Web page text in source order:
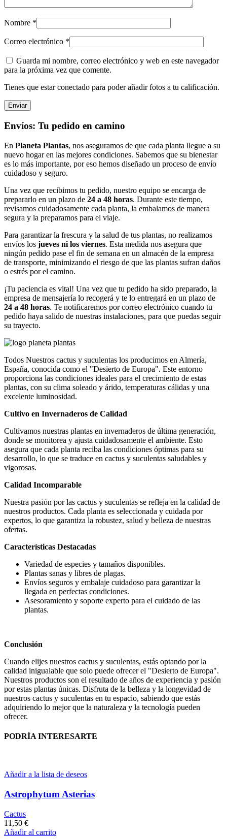
Nombre *
Correo electrónico *
Guarda mi nombre, correo electrónico y web en este navegador
para la próxima vez que comente.
Tienes que estar conectado para poder añadir fotos a tu calificación.
Envíos: Tu pedido en camino
En Planeta Plantas, nos aseguramos de que cada planta llegue a su
nuevo hogar en las mejores condiciones. Sabemos que su bienestar
es lo más importante, por eso hemos diseñado un proceso de envío
cuidadoso y seguro.
Una vez que recibimos tu pedido, nuestro equipo se encarga de
prepararlo en un plazo de 24 a 48 horas. Durante este tiempo,
revisamos cuidadosamente cada planta, la embalamos de manera
segura y la preparamos para el viaje.
Para garantizar la frescura y la salud de tus plantas, no realizamos
envíos los jueves ni los viernes. Esta medida nos asegura que
ningún pedido pase el fin de semana en un almacén de la empresa
de transporte, minimizando el riesgo de que las plantas sufran daños
o estrés por el camino.
¡Tu paciencia es vital! Una vez que tu pedido ha sido preparado, la
empresa de mensajería lo recogerá y te lo entregará en un plazo de
24 a 48 horas. Te notificaremos por correo electrónico cuando tu
pedido haya salido de nuestras instalaciones, para que puedas seguir
su trayecto.
Todos Nuestros cactus y suculentas los producimos en Almería,
España, conocida como el "Desierto de Europa". Este entorno
proporciona las condiciones ideales para el crecimiento de estas
plantas, con su clima soleado y árido, temperaturas cálidas y una
excelente luminosidad.
Cultivo en Invernaderos de Calidad
Cultivamos nuestras plantas en invernaderos de última generación,
donde se monitorea y ajusta cuidadosamente el ambiente. Esto
asegura que cada planta reciba las condiciones óptimas para su
desarrollo, lo que se traduce en cactus y suculentas saludables y
vigorosas.
Calidad Incomparable
Nuestra pasión por las cactus y suculentas se refleja en la calidad de
nuestros productos. Cada planta es seleccionada y cuidada por
expertos, lo que garantiza la robustez, salud y belleza de nuestras
ofertas.
Características Destacadas
Variedad de especies y tamaños disponibles.
Plantas sanas y libres de plagas.
Envíos seguros y embalaje cuidadoso para garantizar la
llegada en perfectas condiciones.
Asesoramiento y soporte experto para el cuidado de las
plantas.
Conclusión
Cuando elijes nuestros cactus y suculentas, estás optando por la
calidad inigualable que solo puede ofrecer el "Desierto de Europa".
Nuestros productos son el resultado de años de experiencia y pasión
por estas plantas únicas. Disfruta de la belleza y la longevidad de
nuestros cactus y suculentas en tu espacio, sabiendo que estás
adquiriendo lo mejor que la naturaleza y la tecnología pueden
ofrecer.
PODRÍA INTERESARTE
Añadir a la lista de deseos
Astrophytum Asterias
Cactus
11,50 €
Añadir al carrito